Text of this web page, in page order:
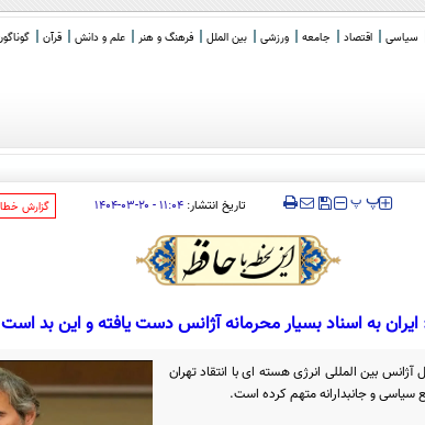
سیاسی اقتصاد جامعه ورزشی بین الملل فرهنگ و هنر علم و دانش قرآن
‍‍‍ پ پ تاریخ انتشار:۱۱:۰۴ - ۲۰-۰۳-۱۴۰۴ ‌گزارش
به اسناد بسیار محرمانه آژانس دست یافته و این بد است
بین المللی انرژی هسته ای با انتقاد تهران
سیاسی و جانبدارانه متهم کرده است.